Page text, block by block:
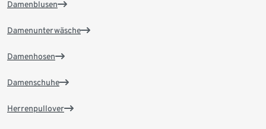
Damenblusen
Damenunterwäsche
Damenhosen
Damenschuhe
Herrenpullover